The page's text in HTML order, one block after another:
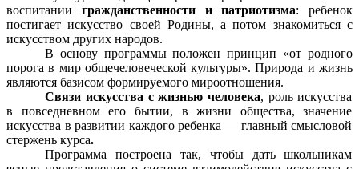
воспитании гражданственности и патриотизма: ребенок
постигает искусство своей Родины, а потом знакомиться с
искусством других народов.
В основу программы положен принцип «от родного
порога в мир общечеловеческой культуры». Природа и жизнь
являются базисом формируемого мироотношения.
Связи искусства с жизнью человека, роль искусства
в повседневном его бытии, в жизни общества, значение
искусства в развитии каждого ребенка — главный смысловой
стержень курса.
Программа построена так, чтобы дать школьникам